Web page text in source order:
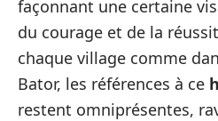
façonnant une certaine
du courage et de la
chaque village comme
Bator, les références à ce
restent omniprésentes,